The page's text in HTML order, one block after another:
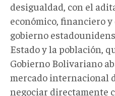
desigualdad, con el
económico, financiero
gobierno
Estado y la población,
Gobierno Bolivariano
mercado internacional
negociar directamente